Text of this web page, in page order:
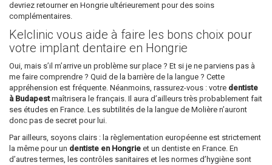
devriez retourner en Hongrie ultérieurement pour des soins
complémentaires.
Kelclinic vous aide à faire les bons choix pour
votre implant dentaire en Hongrie
Oui, mais s’il m’arrive un problème sur place ? Et si je ne parviens pas à
me faire comprendre ? Quid de la barrière de la langue ? Cette
appréhension est fréquente. Néanmoins, rassurez-vous : votre dentiste
à Budapestmaîtrisera le français. Il aura d’ailleurs très probablement fait
ses études en France. Les subtilités de la langue de Molière n’auront
donc pas de secret pour lui.
Par ailleurs, soyons clairs : la règlementation européenne est strictement
la même pour un dentiste en Hongrie et un dentiste en France. En
d’autres termes, les contrôles sanitaires et les normes d’hygiène sont